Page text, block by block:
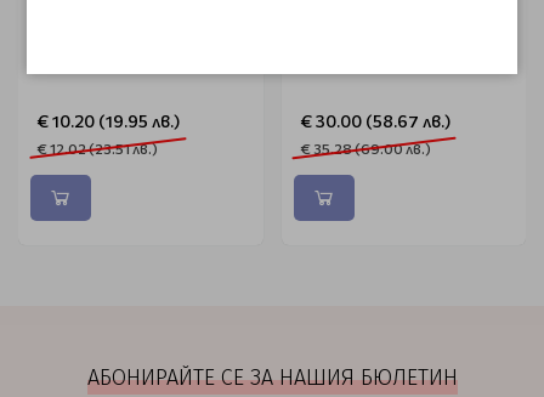
€ 10.20 (19.95 лв.)
€ 12.02 (23.51 лв.)
€ 30.00 (58.67 лв.)
€ 35.28 (69.00 лв.)
АБОНИРАЙТЕ СЕ ЗА НАШИЯ БЮЛЕТИН